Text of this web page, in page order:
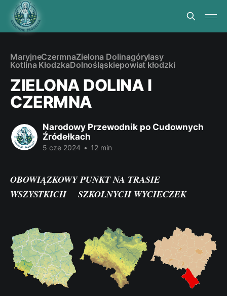
MaryjneCzermnaZielona Dolinagórylasy
Kotlina KłodzkaDolnośląskiepowiat kłodzki
ZIELONA DOLINA I
CZERMNA
Narodowy Przewodnik po Cudownych
Źródełkach
5 cze 2024 • 12 min
OBOWIĄZKOWY PUNKT NA TRASIE
WSZYSTKICH SZKOLNYCH WYCIECZEK